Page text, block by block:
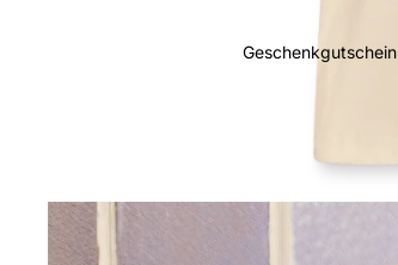
Geschenkgutschein